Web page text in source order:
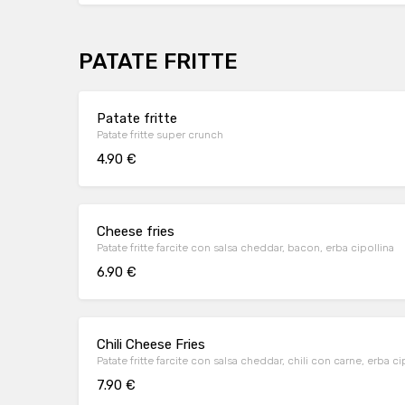
PATATE FRITTE
Patate fritte
Patate fritte super crunch
4.90 €
Cheese fries
Patate fritte farcite con salsa cheddar, bacon, erba cipollina
6.90 €
Chili Cheese Fries
Patate fritte farcite con salsa cheddar, chili con carne, erba
7.90 €